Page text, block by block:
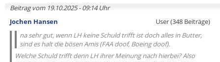
Beitrag vom 19.10.2025 - 09:14 Uhr
Jochen Hansen
User (348 Beiträge)
na sehr gut, wenn LH keine Schuld trifft ist doch alles in Butter,
sind es halt die bösen Amis (FAA doof, Boeing doof).
Welche Schuld trifft denn LH ihrer Meinung nach hierbei? Also